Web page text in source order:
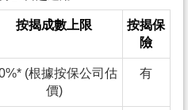
按揭成數上限
按揭保
險
(根據按保公司估
價)
有